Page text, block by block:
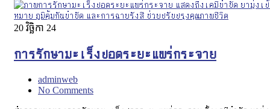
20 វិច្ឆិកា 24
การรักษามะเร็งปอดระยะแพร่กระจาย
adminweb
No Comments